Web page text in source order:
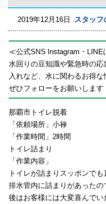
2019年12月16日 スタッフ
≪公式SNS Instagram・
水回りの豆知識や緊急時の
入れなど、水に関わるお得な
ぜひフォローをお願いします
那覇市トイレ脱着
「依頼場所」小禄
「作業時間」2時間
トイレ詰まり
「作業内容」
トイレが詰まりスッポンで
排水管内に詰まりがあった
後はお客様には大変喜んでい